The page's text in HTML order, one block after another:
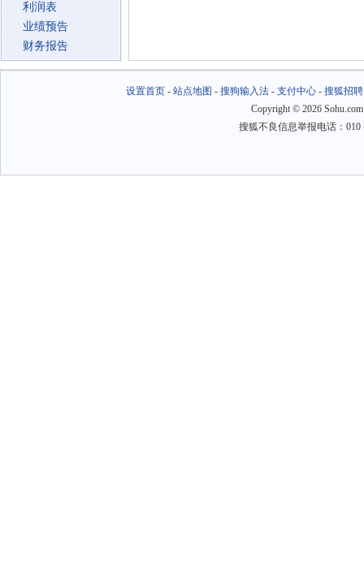
利润表
业绩预告
财务报告
设置首页- 站点地图 - 搜狗输入法- 支付中心- 搜狐招聘
Copyright © 2026
搜狐不良信息举报电话：010